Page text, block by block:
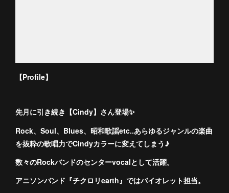
【Profile】
先月に引き続き【Cindy】さん登場✨
Rock、Soul、Blues、昭和歌謡etc..あらゆるジャンルの楽曲
を抜粋の歌唱力でCindyカラーに変えてしまう♪
数々のRockバンドのセンターvocalとして活躍。
アニソンバンド『チクロリearth』ではバイオレット担当。